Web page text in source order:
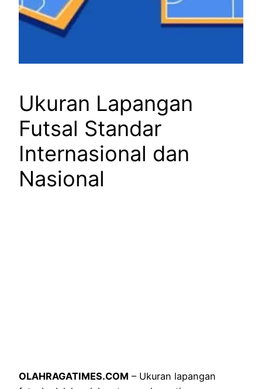
Ukuran Lapangan
Futsal Standar
Internasional dan
Nasional
OLAHRAGATIMES.COM – Ukuran lapangan